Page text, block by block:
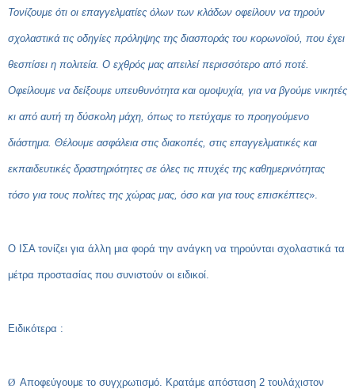
Τονίζουμε ότι οι επαγγελματίες όλων των κλάδων οφείλουν να τηρούν
σχολαστικά τις οδηγίες πρόληψης της διασποράς του κορωνοϊού, που έχει
θεσπίσει η πολιτεία. Ο εχθρός μας απειλεί περισσότερο από ποτέ.
Οφείλουμε να δείξουμε υπευθυνότητα και ομοψυχία, για να βγούμε νικητές
κι από αυτή τη δύσκολη μάχη, όπως το πετύχαμε το προηγούμενο
διάστημα. Θέλουμε ασφάλεια στις διακοπές, στις επαγγελματικές και
εκπαιδευτικές δραστηριότητες σε όλες τις πτυχές της καθημερινότητας
τόσο για τους πολίτες της χώρας μας, όσο και για τους επισκέπτες».
Ο ΙΣΑ τονίζει για άλλη μια φορά την ανάγκη να τηρούνται σχολαστικά τα
μέτρα προστασίας που συνιστούν οι ειδικοί.
Ειδικότερα :
Ø Αποφεύγουμε το συγχρωτισμό. Κρατάμε απόσταση 2 τουλάχιστον